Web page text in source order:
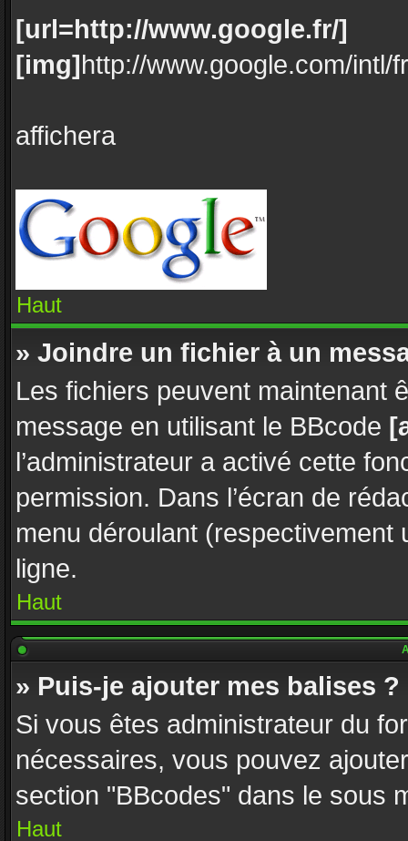
[url=http://www.google.fr/]
[img]http://www.google.com/intl/
affichera
Haut
» Joindre un fichier à un
Les fichiers peuvent maintenant
message en utilisant le BBcode
l’administrateur a activé cette
permission. Dans l’écran de
menu déroulant
ligne.
Haut
» Puis-je ajouter mes balises ?
Si vous êtes administrateur du
nécessaires, vous pouvez
section "BBcodes" dans le sous
Haut